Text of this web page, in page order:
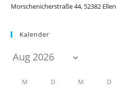
Morschenicherstraße 44, 52382 Ellen
Kalender
M D M D